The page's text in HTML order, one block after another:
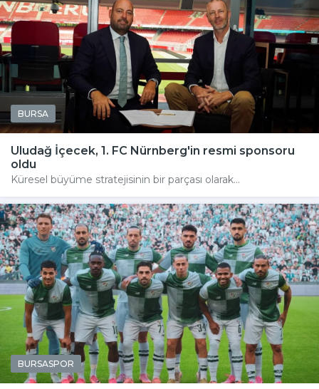
BURSA
Uludağ İçecek, 1. FC Nürnberg'in resmi sponsoru
oldu
Küresel büyüme stratejisinin bir parçası olarak...
BURSASPOR